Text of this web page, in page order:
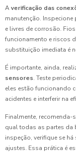
Averificação das
manutenção.
e livres de corrosão.
funcionamento e riscos
substituição imediata é
É importante, ainda,
sensores. Teste
eles estão funcionando
acidentes e interferir na
Finalmente, recomenda-
qual todas as partes da
inspeção, verifique se
ajustes. Essa prática é